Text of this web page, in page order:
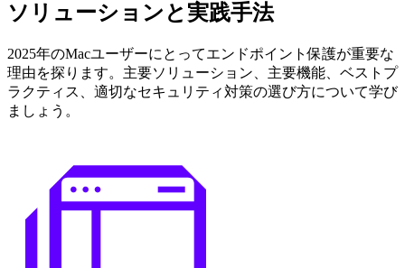
ソリューションと実践手法
2025年のMacユーザーにとってエンドポイント保護が重要な
理由を探ります。主要ソリューション、主要機能、ベストプ
ラクティス、適切なセキュリティ対策の選び方について学び
ましょう。